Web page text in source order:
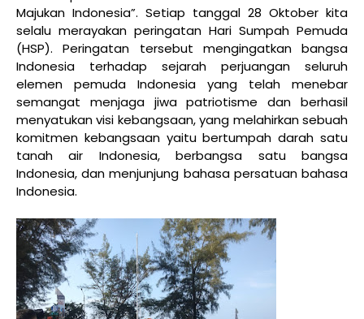
Majukan Indonesia”. Setiap tanggal 28 Oktober kita
selalu merayakan peringatan Hari Sumpah Pemuda
(HSP). Peringatan tersebut mengingatkan bangsa
Indonesia terhadap sejarah perjuangan seluruh
elemen pemuda Indonesia yang telah menebar
semangat menjaga jiwa patriotisme dan berhasil
menyatukan visi kebangsaan, yang melahirkan sebuah
komitmen kebangsaan yaitu bertumpah darah satu
tanah air Indonesia, berbangsa satu bangsa
Indonesia, dan menjunjung bahasa persatuan bahasa
Indonesia.